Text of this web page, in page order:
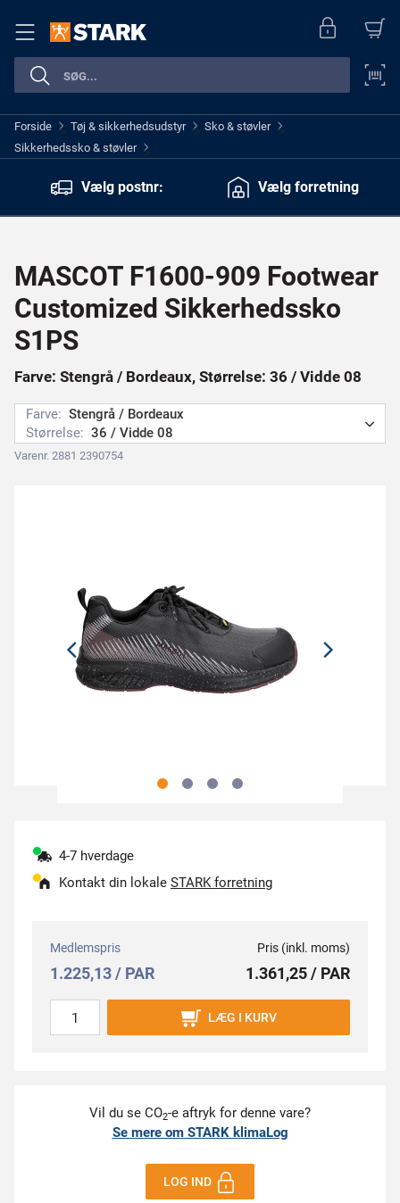
Forside > Tøj & sikkerhedsudstyr > Sko & støvler >
Sikkerhedssko & støvler >
Vælg postnr:
Vælg forretning
MASCOT F1600-909 Footwear
Customized Sikkerhedssko
S1PS
Farve: Stengrå / Bordeaux, Størrelse: 36 / Vidde 08
Farve: Stengrå / Bordeaux
Størrelse: 36 / Vidde 08
Varenr. 2881 2390754
4-7 hverdage
Kontakt din lokale STARK forretning
Medlemspris
1.225,13 / PAR
Pris (inkl. moms)
1.361,25 / PAR
LÆG I KURV
Vil du se CO2-e aftryk for denne vare?
Se mere om STARK klimaLog
LOG IND